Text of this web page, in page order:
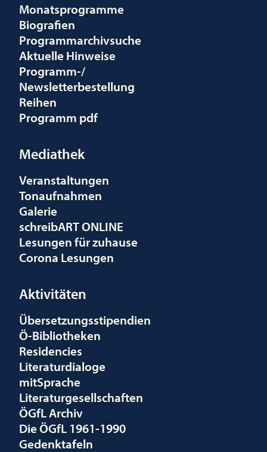
Monatsprogramme
Biografien
Programmarchivsuche
Aktuelle Hinweise
Programm-/
Newsletterbestellung
Reihen
Programm pdf
Mediathek
Veranstaltungen
Tonaufnahmen
Galerie
schreibART ONLINE
Lesungen für zuhause
Corona Lesungen
Aktivitäten
Übersetzungsstipendien
Ö-Bibliotheken
Residencies
Literaturdialoge
mitSprache
Literaturgesellschaften
ÖGfL Archiv
Die ÖGfL 1961-1990
Gedenktafeln